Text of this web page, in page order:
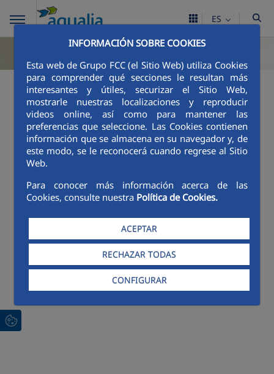
INFORMACIÓN SOBRE COOKIES
Esta web de Grupo FCC (el Sitio Web) utiliza Cookies
para comprender qué secciones le resultan más
interesantes y útiles, securizar el Sitio Web,
mostrarle nuestras localizaciones y reproducir
videos online, así como para mantener las
preferencias que seleccione. Las Cookies contienen
información que se almacena en su navegador y, de
este modo, se le reconocerá cuando regrese al Sitio
Web.
Para conocer más información acerca de las
Cookies, consulte nuestra Política de Cookies.
ACEPTAR
RECHAZAR TODAS
CONFIGURAR
ES